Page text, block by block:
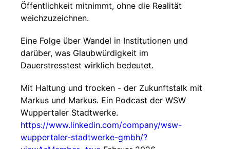
Öffentlichkeit mitnimmt, ohne die Realität
weichzuzeichnen.
Eine Folge über Wandel in Institutionen und
darüber, was Glaubwürdigkeit im
Dauerstresstest wirklich bedeutet.
Mit Haltung und trocken - der Zukunftstalk mit
Markus und Markus. Ein Podcast der WSW
Wuppertaler Stadtwerke.
https://www.linkedin.com/company/wsw-
wuppertaler-stadtwerke-gmbh/?